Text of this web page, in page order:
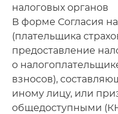
налоговых органов
В форме Согласия
(плательщика
предоставление
о
взносов),
иному лицу, или
общедоступными